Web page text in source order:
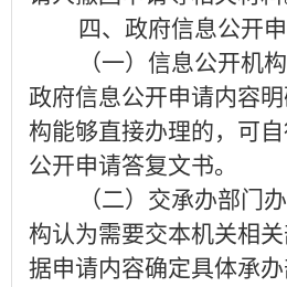
四、政府信息公开
（一）信息公开机
政府信息公开申请内容
构能够直接办理的，可
公开申请答复文书。
（二）交承办部门
构认为需要交本机关相关
据申请内容确定具体承